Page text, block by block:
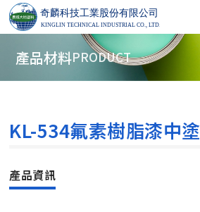
產品材料PRODUCT
KL-534氟素樹脂漆中塗